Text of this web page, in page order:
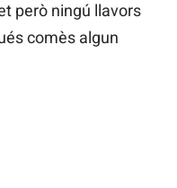
però ningú llavors
comès algun